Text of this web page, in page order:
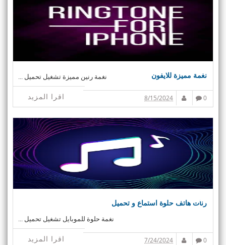
نغمة مميزة للايفون نغمة رنين مميزة تشغيل تحميل ...
اقرا المزيد 0
8/15/2024
رنات هاتف حلوة استماع و تحميل
نغمة حلوة للموبايل تشغيل تحميل ...
اقرا المزيد 0
7/24/2024